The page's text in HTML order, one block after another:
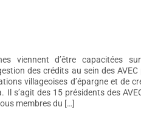
viennent d’être capacitées
des crédits au sein des AVEC
villageoises d’épargne et de
Il s’agit des 15 présidents des
membres du […]